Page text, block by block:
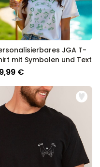
JGA T-
mit Symbolen und Text
€